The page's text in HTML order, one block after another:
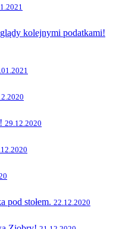
kolejnymi podatkami!
29.12.2020
pod stołem. 22.12.2020